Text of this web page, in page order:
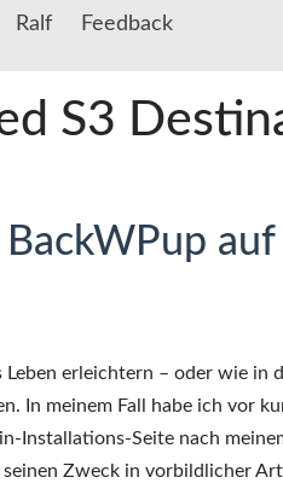
Ralf Feedback
S3
auf
erleichtern – oder wie in
In meinem Fall habe ich vor
Installations-Seite nach
Zweck in vorbildlicher